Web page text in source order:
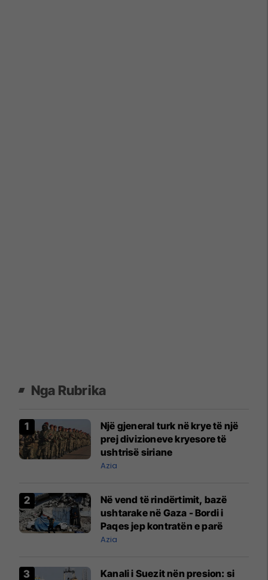
Nga Rubrika
Një gjeneral turk në krye të një
prej divizioneve kryesore të
ushtrisë siriane
Azia
Në vend të rindërtimit, bazë
ushtarake në Gaza - Bordi i
Paqes jep kontratën e parë
Azia
Kanali i Suezit nën presion: si